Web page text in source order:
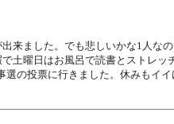
ました。でも悲しいかな1人な
曜日はお風呂で読書とストレ
の投票に行きました。休みもイ